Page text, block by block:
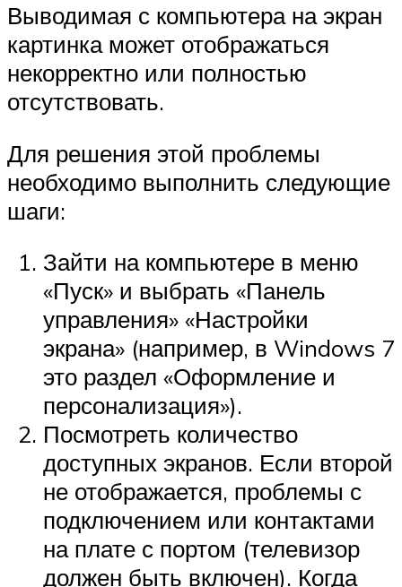
Выводимая с компьютера на экран
картинка может отображаться
некорректно или полностью
отсутствовать.
Для решения этой проблемы
необходимо выполнить следующие
шаги:
Зайти на компьютере в меню
«Пуск» и выбрать «Панель
управления» «Настройки
экрана» (например, в Windows 7
это раздел «Оформление и
персонализация»).
Посмотреть количество
доступных экранов. Если второй
не отображается, проблемы с
подключением или контактами
на плате с портом (телевизор
должен быть включен). Когда